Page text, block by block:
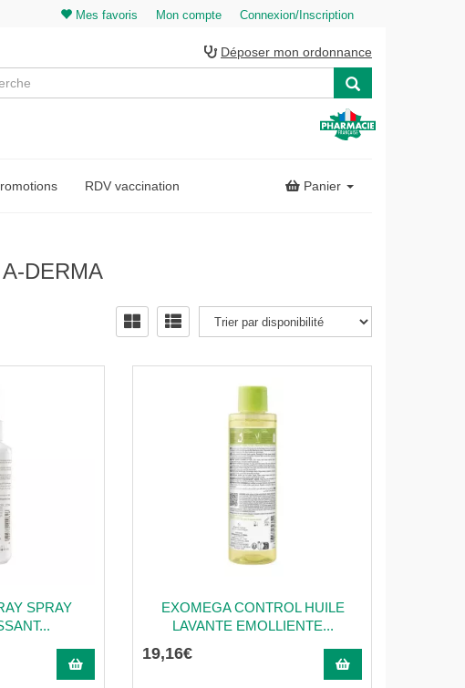
Mes favoris Mon compte Connexion/Inscription
Déposer mon ordonnance
RDV vaccination Panier
DERMA
SPRAY
EXOMEGA CONTROL HUILE
LAVANTE EMOLLIENTE...
19,16€